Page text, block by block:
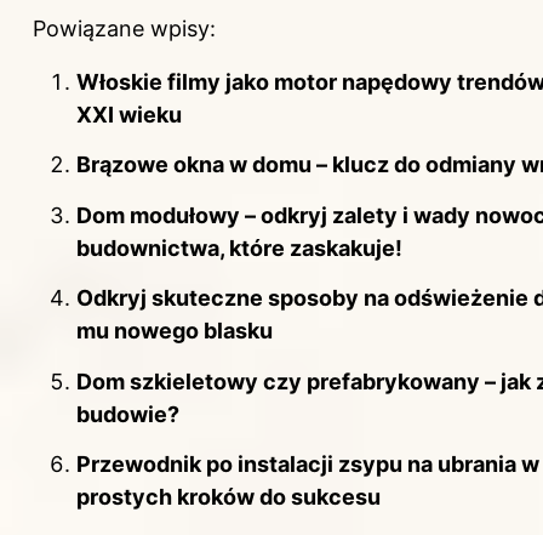
Powiązane wpisy:
Włoskie filmy jako motor napędowy
XXI wieku
Brązowe okna w domu – klucz do odmiany
Dom modułowy – odkryj zalety i wady
budownictwa, które zaskakuje!
Odkryj skuteczne sposoby na odświeżenie
mu nowego blasku
Dom szkieletowy czy prefabrykowany – jak
budowie?
Przewodnik po instalacji zsypu na ubrania
prostych kroków do sukcesu